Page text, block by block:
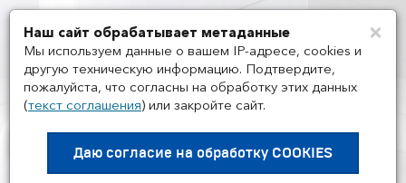
МЕРОПРИЯТИЯ/
Региональный финал
конкурса «ЛУЧШИЙ АВТОСЕРВИС
×
Наш сайт обрабатывает метаданные
Мы используем данные о вашем IP-адресе, cookies и
другую техническую информацию. Подтвердите,
пожалуйста, что согласны на обработку этих данных
(текст соглашения) или закройте сайт.
Даю согласие на обработку COOKIES